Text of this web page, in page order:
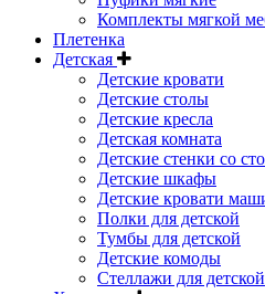
Комплекты мягкой
Плетенка
Детская
Детские кровати
Детские столы
Детские кресла
Детская комната
Детские стенки со
Детские шкафы
Детские кровати
Полки для детской
Тумбы для детской
Детские комоды
Стеллажи для детской